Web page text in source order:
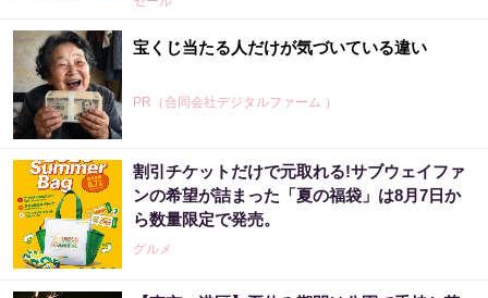
宝くじ当たる人だけが気づいている違い
PR（合同会社デジタルファーム ）
割引チケットだけで元取れる!サブウェイファ
ンの希望が詰まった「夏の福袋」は8月7日か
ら数量限定で発売。
グルメ